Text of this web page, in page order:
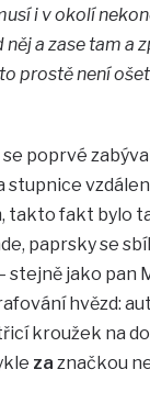
i v okolí
a zase tam a
prostě není
poprvé
stupnice
takto fakt bylo
paprsky se
jako pan
hvězd:
kroužek na
za značkou